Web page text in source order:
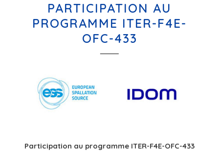
PARTICIPATION AU
PROGRAMME ITER-F4E-
OFC-433
Participation au programme ITER-F4E-OFC-433